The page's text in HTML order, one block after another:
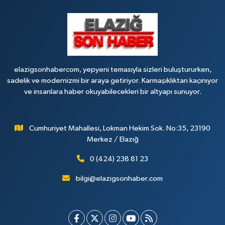
elazigsonhabercom, yepyeni temasıyla sizleri buluştururken,
sadelik ve modernizmi bir araya getiriyor. Karmaşıklıktan kaçınıyor
ve insanlara haber okuyabilecekleri bir altyapı sunuyor.
Cumhuriyet Mahallesi, Lokman Hekim Sok. No:35, 23190
Merkez / Elazığ
0 (424) 238 81 23
bilgi@elazigsonhaber.com